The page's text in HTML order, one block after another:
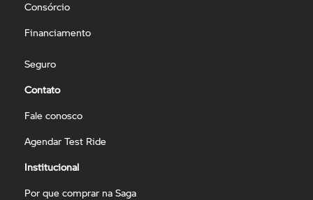
Consórcio
Financiamento
Seguro
Contato
Fale conosco
Agendar Test Ride
Institucional
Por que comprar na Saga